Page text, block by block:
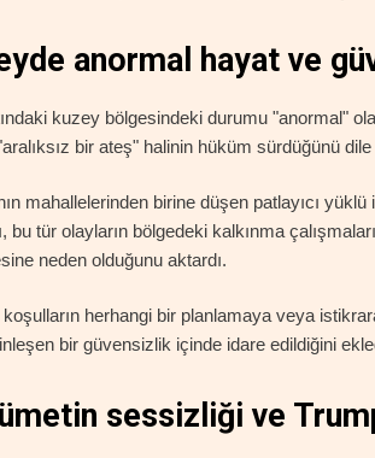
anormal hayat ve
kuzey bölgesindeki durumu "anormal"
bir ateş" halinin hüküm sürdüğünü dile
mahallelerinden birine düşen patlayıcı
bu tür olayların bölgedeki kalkınma
neden olduğunu aktardı.
herhangi bir planlamaya veya
bir güvensizlik içinde idare edildiğini
sessizliği ve